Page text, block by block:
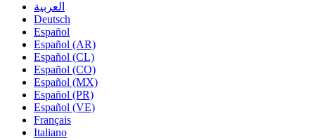
العربية
Deutsch
Español
Español (AR)
Español (CL)
Español (CO)
Español (MX)
Español (PR)
Español (VE)
Français
Italiano